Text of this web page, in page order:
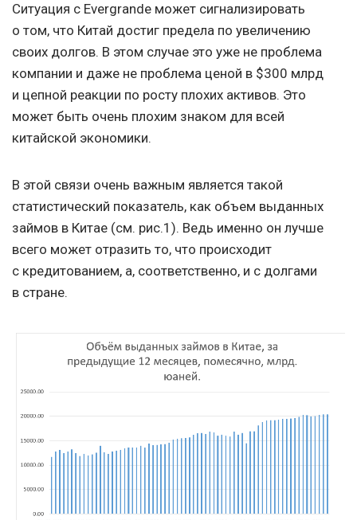
Ситуация с Evergrande может сигнализировать
о том, что Китай достиг предела по увеличению
своих долгов. В этом случае это уже не проблема
компании и даже не проблема ценой в $300 млрд
и цепной реакции по росту плохих активов. Это
может быть очень плохим знаком для всей
китайской экономики.
В этой связи очень важным является такой
статистический показатель, как объем выданных
займов в Китае (см. рис.1). Ведь именно он лучше
всего может отразить то, что происходит
с кредитованием, а, соответственно, и с долгами
в стране.